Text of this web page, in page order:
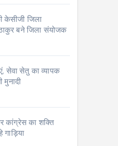
केसीजी जिला
ठाकुर बने जिला संयोजक
सेवा सेतु का व्यापक
मुनादी
कांग्रेस का शक्ति